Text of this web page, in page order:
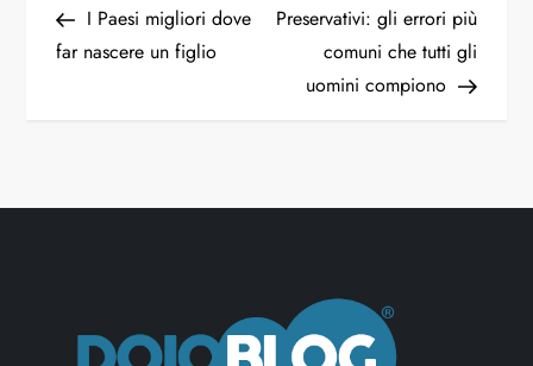
I Paesi migliori dove
far nascere un figlio
Preservativi: gli errori più
comuni che tutti gli
uomini compiono